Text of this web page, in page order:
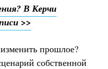
В Керчи
>>
прошлое?
собственной